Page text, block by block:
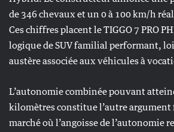
de 346 chevaux et un 0 à 100 km/h
Ces chiffres placent le TIGGO 7 PRO
logique de SUV familial performant,
austère associée aux véhicules à
L’autonomie combinée pouvant
kilomètres constitue l’autre argument
marché où l’angoisse de l’autonomie